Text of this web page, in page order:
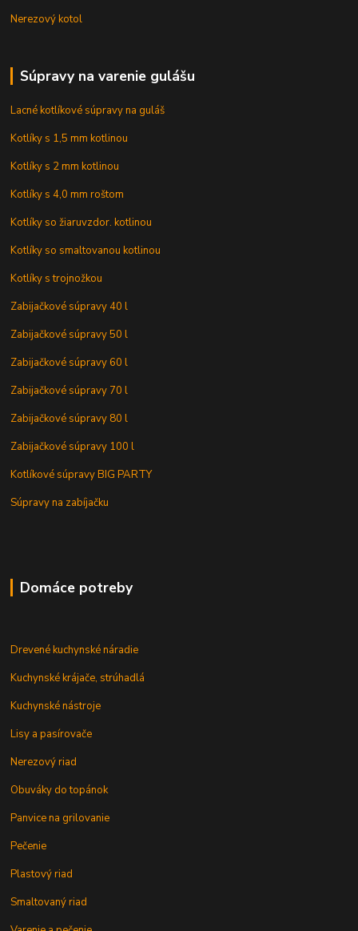
Nerezový kotol
Súpravy na varenie gulášu
Lacné kotlíkové súpravy na guláš
Kotlíky s 1,5 mm kotlinou
Kotlíky s 2 mm kotlinou
Kotlíky s 4,0 mm roštom
Kotlíky so žiaruvzdor. kotlinou
Kotlíky so smaltovanou kotlinou
Kotlíky s trojnožkou
Zabijačkové súpravy 40 l
Zabijačkové súpravy 50 l
Zabijačkové súpravy 60 l
Zabijačkové súpravy 70 l
Zabijačkové súpravy 80 l
Zabijačkové súpravy 100 l
Kotlíkové súpravy BIG PARTY
Súpravy na zabíjačku
Domáce potreby
Drevené kuchynské náradie
Kuchynské krájače, strúhadlá
Kuchynské nástroje
Lisy a pasírovače
Nerezový riad
Obuváky do topánok
Panvice na grilovanie
Pečenie
Plastový riad
Smaltovaný riad